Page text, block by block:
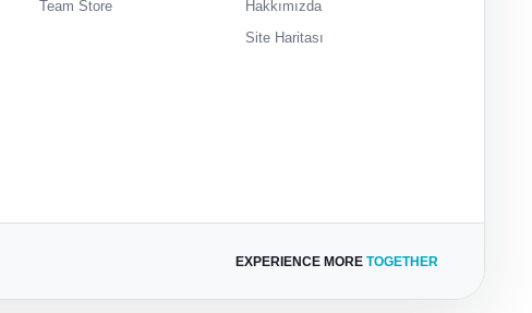
Team Store
Hakkımızda
Site Haritası
EXPERIENCE MORE TOGETHER